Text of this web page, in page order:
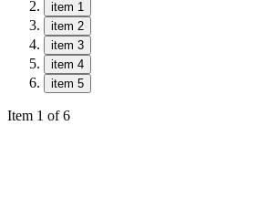
item 1
item 2
item 3
item 4
item 5
Item 1 of 6